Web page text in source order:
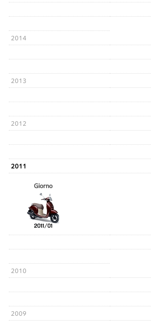
2014
2013
2012
2011
Giorno
2010
2009